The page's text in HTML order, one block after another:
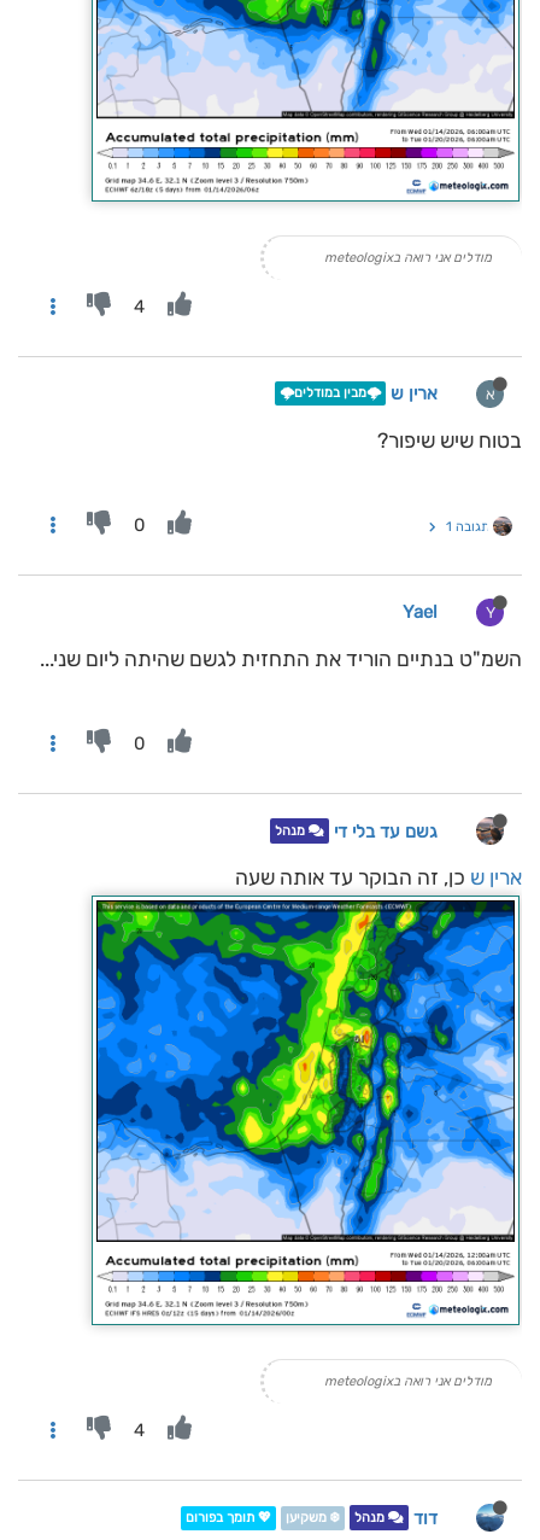
מודלים אני רואה בmeteologix
4
א ארין ש 🌩️מבין במודלים🌩️
בטוח שיש שיפור?
תגובה 1 0
Y
Yael
השמ"ט בנתיים הוריד את התחזית לגשם שהיתה ליום שני...
0
גשם עד בלי די מנהל
ארין ש כן, זה הבוקר עד אותה שעה
מודלים אני רואה בmeteologix
4
דוד מנהל ❄️ משקיען 💖 תומך בפורום